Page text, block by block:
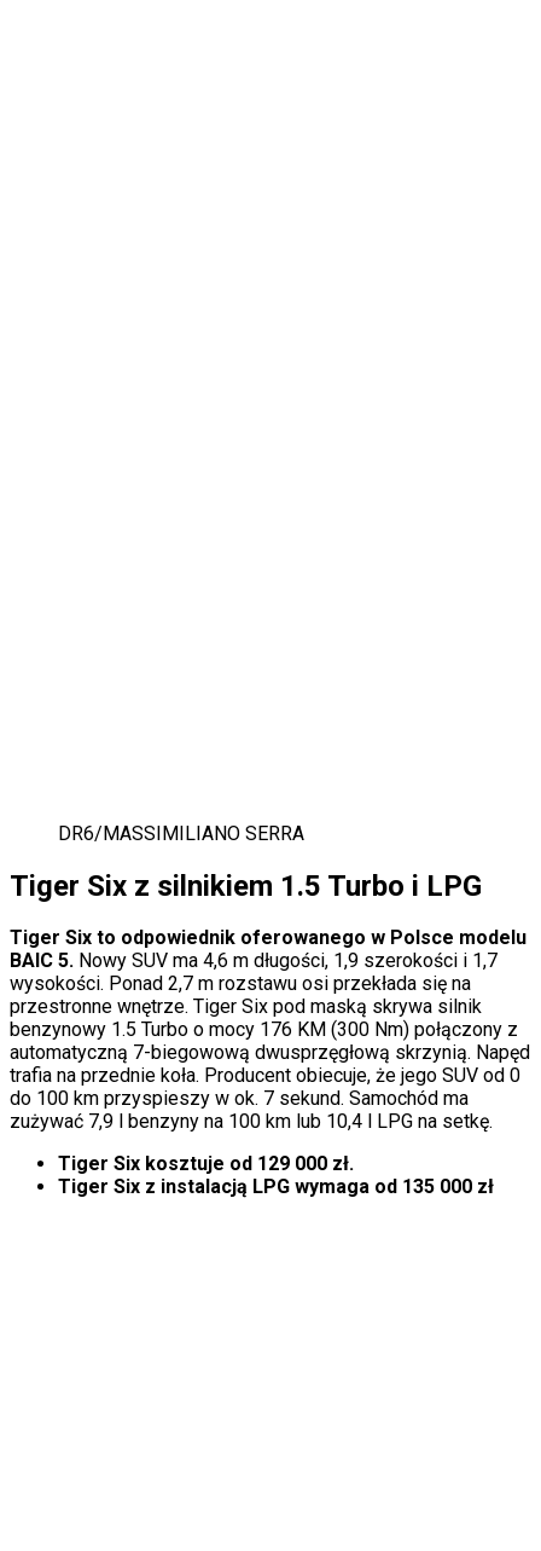
DR6/MASSIMILIANO SERRA
Tiger Six z silnikiem 1.5 Turbo i LPG
Tiger Six to odpowiednik oferowanego w Polsce modelu
BAIC 5. Nowy SUV ma 4,6 m długości, 1,9 szerokości i 1,7
wysokości. Ponad 2,7 m rozstawu osi przekłada się na
przestronne wnętrze. Tiger Six pod maską skrywa silnik
benzynowy 1.5 Turbo o mocy 176 KM (300 Nm) połączony z
automatyczną 7-biegowową dwusprzęgłową skrzynią. Napęd
trafia na przednie koła. Producent obiecuje, że jego SUV od 0
do 100 km przyspieszy w ok. 7 sekund. Samochód ma
zużywać 7,9 l benzyny na 100 km lub 10,4 l LPG na setkę.
Tiger Six kosztuje od 129 000 zł.
Tiger Six z instalacją LPG wymaga od 135 000 zł